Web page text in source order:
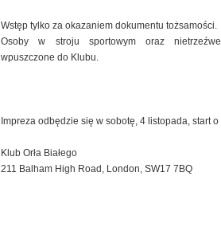
Wstęp tylko za okazaniem dokumentu tożsamości.
Osoby w stroju sportowym oraz
wpuszczone do Klubu.
Impreza odbędzie się w sobotę, 4 listopada, start
Klub Orła Białego
211 Balham High Road, London, SW17 7BQ